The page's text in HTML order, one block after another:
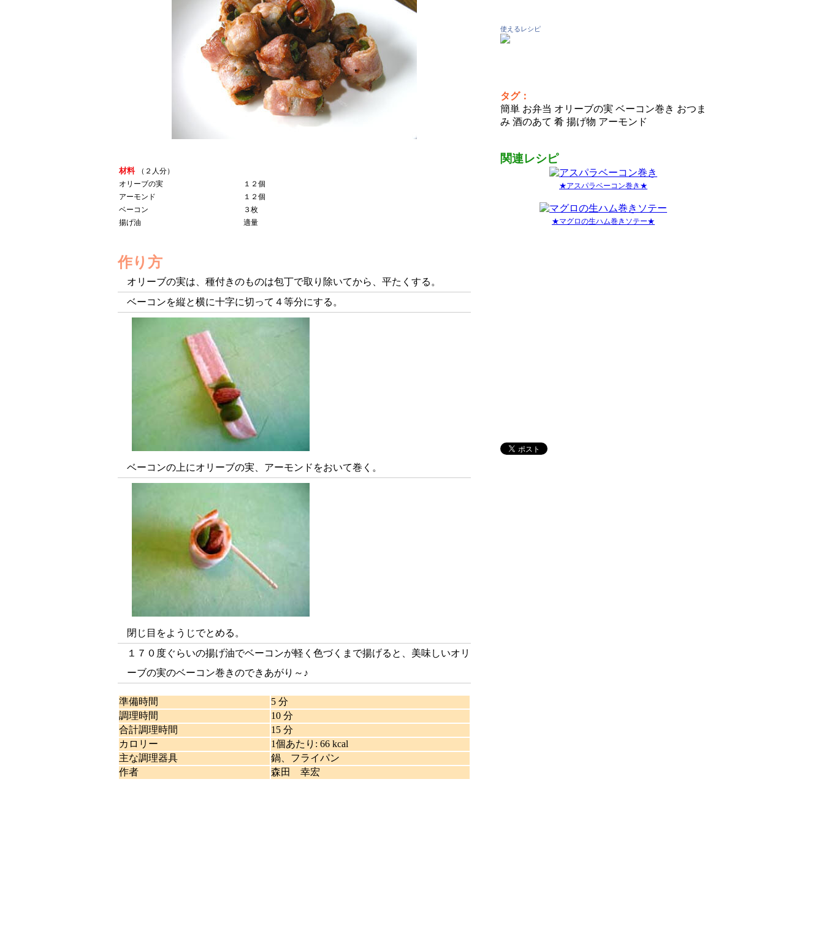
材料
（２人分）
オリーブの実
１２個
アーモンド
１２個
ベーコン
３枚
揚げ油
適量
作り方
オリーブの実は、種付きのものは包丁で取り除いてから、平たくする。
ベーコンを縦と横に十字に切って４等分にする。
ベーコンの上にオリーブの実、アーモンドをおいて巻く。
閉じ目をようじでとめる。
１７０度ぐらいの揚げ油でベーコンが軽く色づくまで揚げると、美味しいオリ
ーブの実のベーコン巻きのできあがり～♪
準備時間
5 分
調理時間
10 分
合計調理時間
15 分
カロリー
1個あたり : 66 kcal
主な調理器具
鍋、フライパン
作者
森田 幸宏
使えるレシピ
タグ：
簡単 お弁当 オリーブの実 ベーコン巻き おつま
み 酒のあて 肴 揚げ物 アーモンド
関連レシピ
★アスパラベーコン巻き★
★マグロの生ハム巻きソテー★